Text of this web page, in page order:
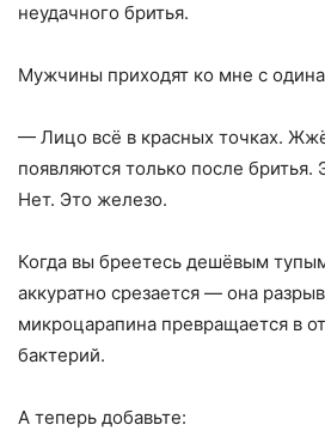
неудачного бритья.
Мужчины приходят ко мне с
— Лицо всё в красных точках.
появляются только после бритья.
Нет. Это железо.
Когда вы бреетесь дешёвым
аккуратно срезается — она
микроцарапина превращается в
бактерий.
А теперь добавьте: